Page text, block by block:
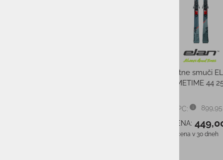
Testne smuči
PRIMETIME 44
PMPC:
AS CENA:
Najnižja cena v 30 dneh